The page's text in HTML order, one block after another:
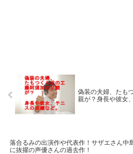
偽装の夫婦、たも
親が？身長や彼女
落合るみの出演作や代表作！サザエさん中
に抜擢の声優さんの過去作！